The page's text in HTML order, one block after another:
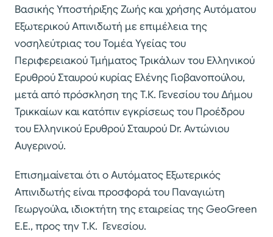
Βασικής Υποστήριξης Ζωής και χρήσης Αυτόματου
Εξωτερικού Απινιδωτή με επιμέλεια της
νοσηλεύτριας του Τομέα Υγείας του
Περιφερειακού Τμήματος Τρικάλων του Ελληνικού
Ερυθρού Σταυρού κυρίας Ελένης Γιοβανοπούλου,
μετά από πρόσκληση της Τ.Κ. Γενεσίου του Δήμου
Τρικκαίων και κατόπιν εγκρίσεως του Προέδρου
του Ελληνικού Ερυθρού Σταυρού Dr. Αντώνιου
Αυγερινού.
Επισημαίνεται ότι ο Αυτόματος Εξωτερικός
Απινιδωτής είναι προσφορά του Παναγιώτη
Γεωργούλα, ιδιοκτήτη της εταιρείας της GeoGreen
Ε.Ε., προς την Τ.Κ. Γενεσίου.